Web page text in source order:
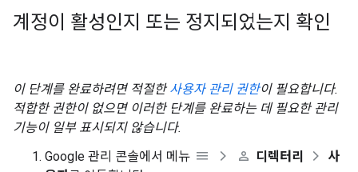
계정이 활성인지 또는 정지되었는지 확인
이 단계를 완료하려면 적절한 사용자 관리 권한이 필요합니다.
적합한 권한이 없으면 이러한 단계를 완료하는 데 필요한 관리
기능이 일부 표시되지 않습니다.
Google 관리 콘솔에서 메뉴
디렉터리
사